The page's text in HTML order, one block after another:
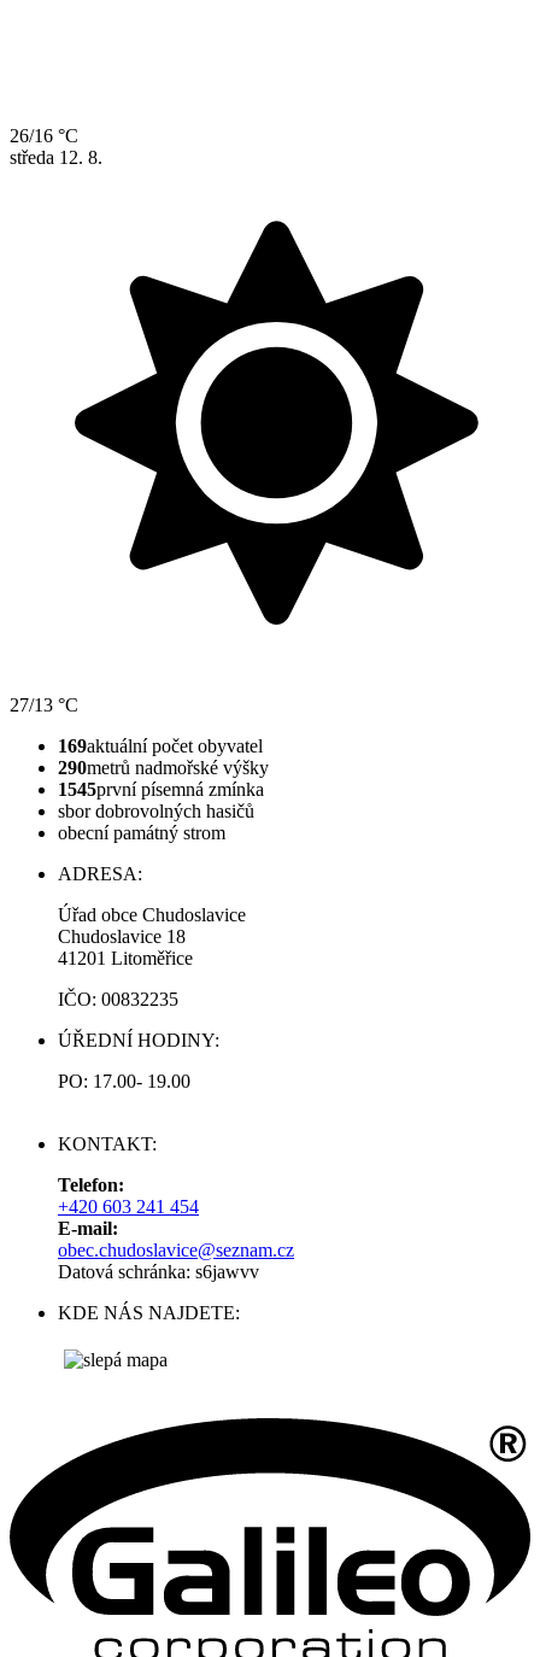
26/16 °C
středa 12. 8.
27/13 °C
169aktuální počet obyvatel
290metrů nadmořské výšky
1545první písemná zmínka
sbor dobrovolných hasičů
obecní památný strom
ADRESA:
Úřad obce Chudoslavice
Chudoslavice 18
41201 Litoměřice
IČO: 00832235
ÚŘEDNÍ HODINY:
PO: 17.00- 19.00
KONTAKT:
Telefon:
+420 603 241 454
E-mail:
obec.chudoslavice@seznam.cz
Datová schránka: s6jawvv
KDE NÁS NAJDETE: